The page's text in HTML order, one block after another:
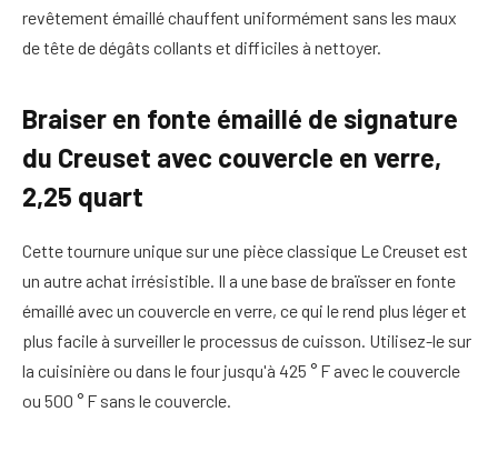
revêtement émaillé chauffent uniformément sans les maux
de tête de dégâts collants et difficiles à nettoyer.
Braiser en fonte émaillé de signature
du Creuset avec couvercle en verre,
2,25 quart
Cette tournure unique sur une pièce classique Le Creuset est
un autre achat irrésistible. Il a une base de braïsser en fonte
émaillé avec un couvercle en verre, ce qui le rend plus léger et
plus facile à surveiller le processus de cuisson. Utilisez-le sur
la cuisinière ou dans le four jusqu'à 425 ° F avec le couvercle
ou 500 ° F sans le couvercle.